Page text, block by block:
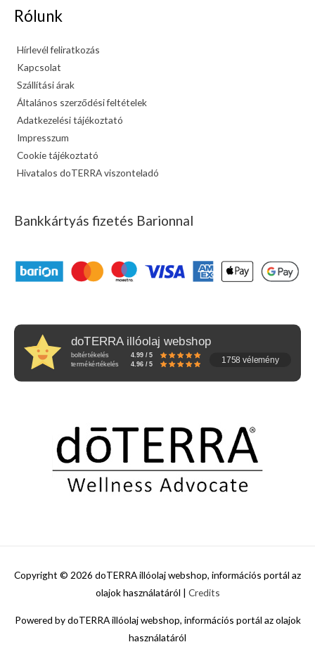
Rólunk
Hírlevél feliratkozás
Kapcsolat
Szállítási árak
Általános szerződési feltételek
Adatkezelési tájékoztató
Impresszum
Cookie tájékoztató
Hivatalos doTERRA viszonteladó
Bankkártyás fizetés Barionnal
doTERRA illóolaj webshop
boltértékelés
4.99 / 5
termékértékelés
4.96 / 5 1758 vélemény
Copyright © 2026 doTERRA illóolaj webshop, információs portál az
olajok használatáról | Credits
Powered bydoTERRA illóolaj webshop, információs portál az olajok
használatáról